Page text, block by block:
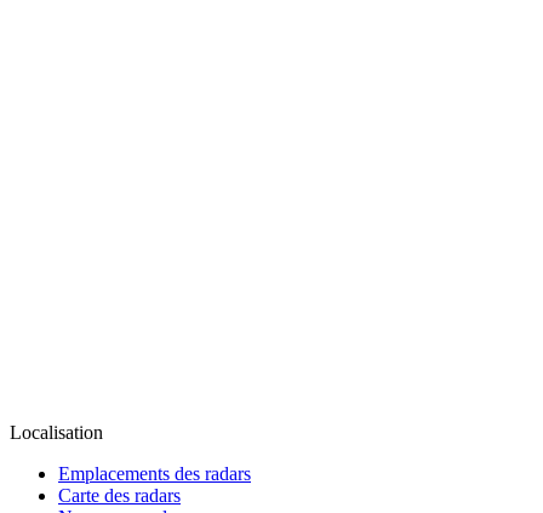
Localisation
Emplacements des radars
Carte des radars